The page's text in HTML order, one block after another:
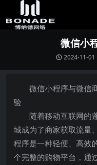
微信小
2024-11-01
微信小程序与微信
验
随着移动互联网的
城成为了商家获取流量
程序是一种轻便、高效
个完整的购物平台，通